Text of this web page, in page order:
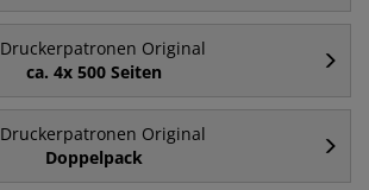
Druckerpatronen Original
ca. 4x 500 Seiten
Druckerpatronen Original
Doppelpack